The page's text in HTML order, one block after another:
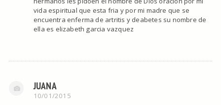
vida espiritual que esta fria y por mi madre que se
encuentra enferma de artritis y deabetes su nombre de
ella es elizabeth garcia vazquez
JUANA
10/01/2015